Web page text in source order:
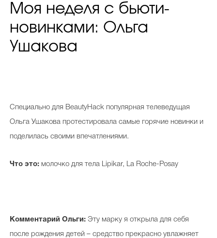
Моя неделя с бьюти-
новинками: Ольга
Ушакова
Специально для BeautyHack популярная телеведущая
Ольга Ушакова протестировала самые горячие новинки и
поделилась своими впечатлениями.
Что это: молочко для тела Lipikar, La Roche-Posay
Комментарий Ольги: Эту марку я открыла для себя
после рождения детей – средство прекрасно увлажняет